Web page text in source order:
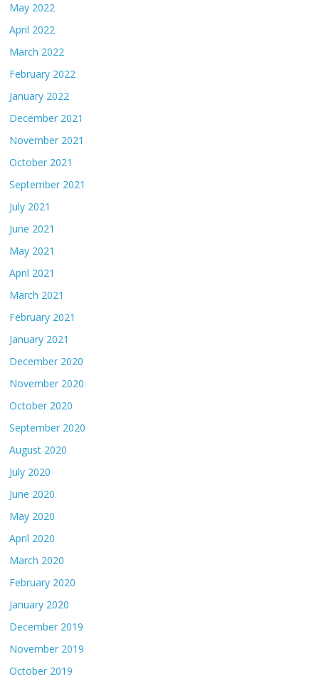
May 2022
April 2022
March 2022
February 2022
January 2022
December 2021
November 2021
October 2021
September 2021
July 2021
June 2021
May 2021
April 2021
March 2021
February 2021
January 2021
December 2020
November 2020
October 2020
September 2020
August 2020
July 2020
June 2020
May 2020
April 2020
March 2020
February 2020
January 2020
December 2019
November 2019
October 2019